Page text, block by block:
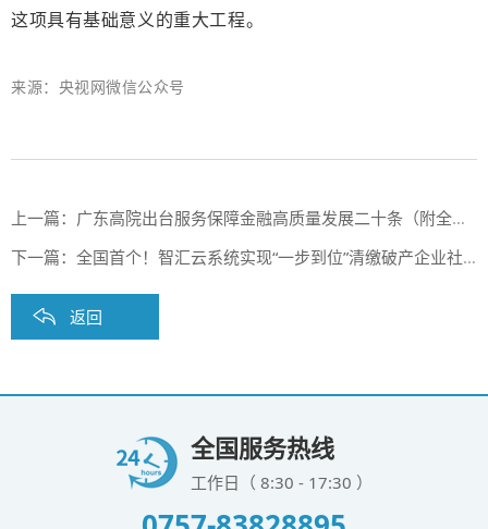
这项具有基础意义的重大工程。
来源：央视网微信公众号
上一篇： 广东高院出台服务保障金融高质量发展二十条（附全文）
下一篇： 全国首个！智汇云系统实现“一步到位”清缴破产企业社保费
返回
全国服务热线
工作日（ 8:30 - 17:30 ）